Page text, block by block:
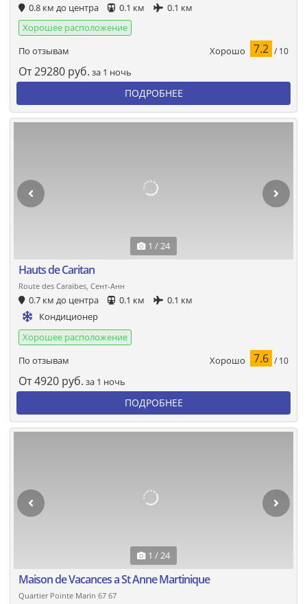
0.8 км до центра 0.1 км
0.1 км
Хорошее расположение
По отзывам
Хорошо 7.2 / 10
От29280 руб. за 1 ночь
ПОДРОБНЕЕ
1 / 24
Hauts de Caritan
Route des Caraibes, Сент-Анн
0.7 км до центра 0.1 км
0.1 км
Кондиционер
Хорошее расположение
По отзывам
Хорошо 7.6 / 10
От4920 руб. за 1 ночь
ПОДРОБНЕЕ
1 / 24
Maison de Vacances a St Anne Martinique
Quartier Pointe Marin 67 67